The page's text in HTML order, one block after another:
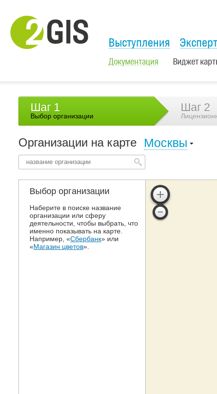
Выступления
Документация Виджет
Шаг 1
Выбор организации
Шаг 2
Организации на карте Москвы
Выбор организации
Наберите в поиске название
организации или сферу
деятельности, чтобы выбрать, что
именно показывать на карте.
Например, «Сбербанк» или
«Магазин цветов».